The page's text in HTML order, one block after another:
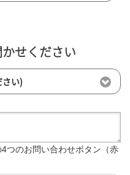
せください
さい)
つのお問い合わせボタン（赤